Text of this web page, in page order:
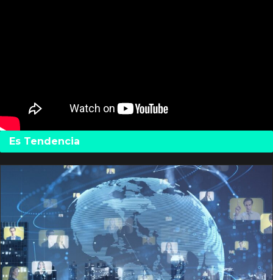
Es Tendencia